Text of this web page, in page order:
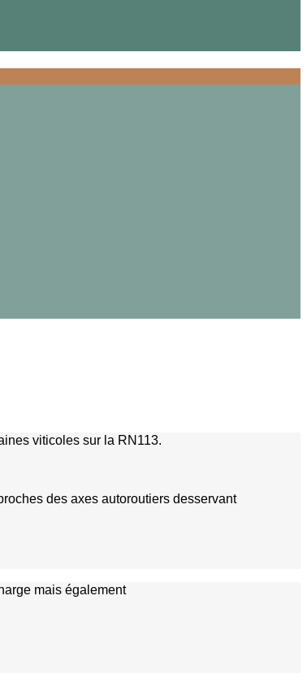
viticoles sur la RN113.
des axes autoroutiers desservant
mais également